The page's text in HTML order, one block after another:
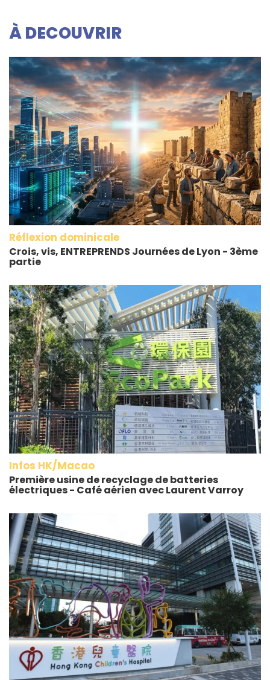
À DECOUVRIR
Réflexion dominicale
Crois, vis, ENTREPRENDS Journées de Lyon - 3ème
partie
Infos HK/Macao
Première usine de recyclage de batteries
électriques - Café aérien avec Laurent Varroy